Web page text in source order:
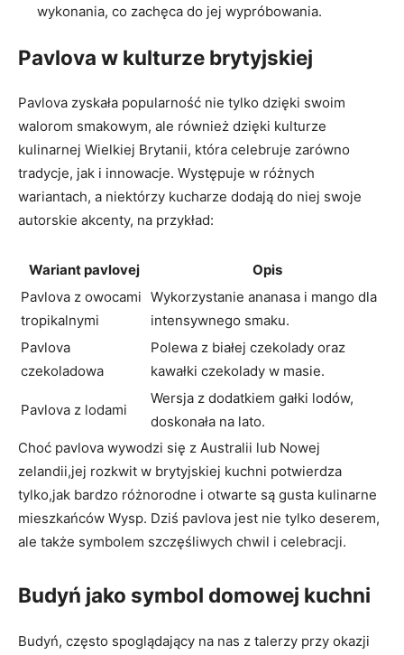
wykonania, co zachęca do jej wypróbowania.
Pavlova w kulturze brytyjskiej
Pavlova zyskała popularność nie tylko dzięki swoim
walorom smakowym, ale również dzięki kulturze
kulinarnej Wielkiej Brytanii, która celebruje zarówno
tradycje, jak i innowacje. Występuje w różnych
wariantach, a niektórzy kucharze dodają do niej swoje
autorskie akcenty, na przykład:
Wariant pavlovej
Opis
Pavlova z owocami
tropikalnymi
Wykorzystanie ananasa i mango dla
intensywnego smaku.
Pavlova
czekoladowa
Polewa z białej czekolady oraz
kawałki czekolady w masie.
Pavlova z lodami
Wersja z dodatkiem gałki lodów,
doskonała na lato.
Choć pavlova wywodzi się z Australii lub Nowej
zelandii,jej rozkwit w brytyjskiej kuchni potwierdza
tylko,jak bardzo różnorodne i otwarte są gusta kulinarne
mieszkańców Wysp. Dziś pavlova jest nie tylko deserem,
ale także symbolem szczęśliwych chwil i celebracji.
Budyń jako symbol domowej kuchni
Budyń, często spoglądający na nas z talerzy przy okazji